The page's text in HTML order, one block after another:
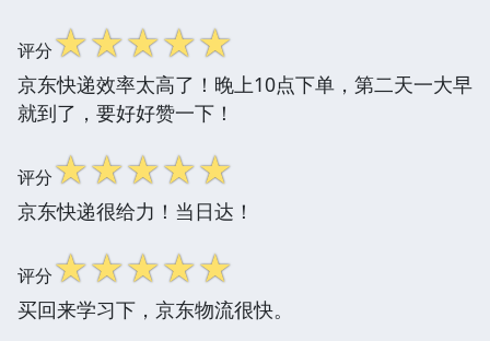
评分☆☆☆☆☆
京东快递效率太高了！晚上10点下单，第二天一大早
就到了，要好好赞一下！
评分☆☆☆☆☆
京东快递很给力！当日达！
评分☆☆☆☆☆
买回来学习下，京东物流很快。